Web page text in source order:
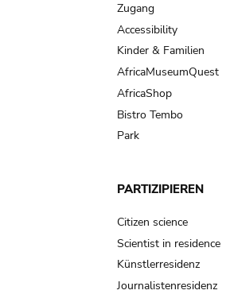
Zugang
Accessibility
Kinder & Familien
AfricaMuseumQuest
AfricaShop
Bistro Tembo
Park
PARTIZIPIEREN
Citizen science
Scientist in residence
Künstlerresidenz
Journalistenresidenz